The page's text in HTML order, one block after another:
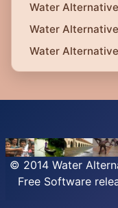
Water
Water
Water
© 2014 Water
Free Software